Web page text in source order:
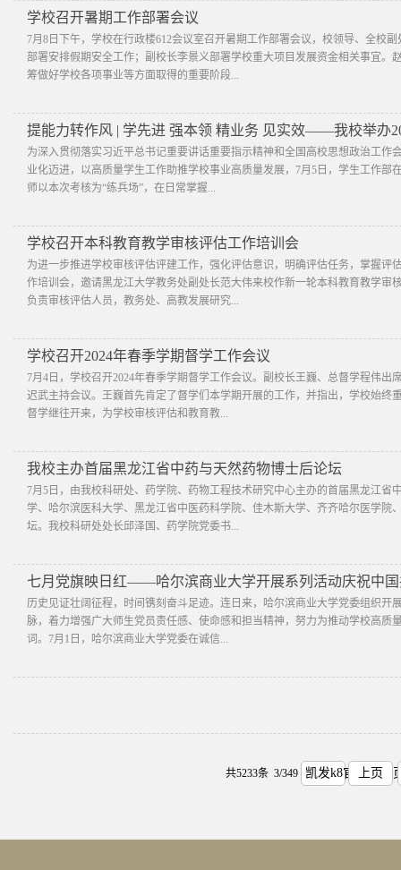
学校召开暑期工作部署会议
7月8日下午，学校在行政楼612会议室召开暑期工作部署会议，校领导、全校
部署安排假期安全工作；副校长李景义部署学校重大项目发展资金相关事宜
筹做好学校各项事业等方面取得的重要阶段...
提能力转作风 | 学先进 强本领 精业务 见实效——我校举办
为深入贯彻落实习近平总书记重要讲话重要指示精神和全国高校思想政治工
业化迈进，以高质量学生工作助推学校事业高质量发展，7月5日，学生工作部
师以本次考核为“练兵场”，在日常掌握...
学校召开本科教育教学审核评估工作培训会
为进一步推进学校审核评估评建工作，强化评估意识，明确评估任务，掌握
作培训会，邀请黑龙江大学教务处副处长范大伟来校作新一轮本科教育教学
负责审核评估人员，教务处、高教发展研究...
学校召开2024年春季学期督学工作会议
7月4日，学校召开2024年春季学期督学工作会议。副校长王巍、总督学程伟
迟武主持会议。王巍首先肯定了督学们本学期开展的工作，并指出，学校始
督学继往开来，为学校审核评估和教育教...
我校主办首届黑龙江省中药与天然药物博士后论坛
​7月5日，由我校科研处、药学院、药物工程技术研究中心主办的首届黑龙江
学、哈尔滨医科大学、黑龙江省中医药科学院、佳木斯大学、齐齐哈尔医学
坛。我校科研处处长邱泽国、药学院党委书...
七月党旗映日红——哈尔滨商业大学开展系列活动庆祝中国
历史见证壮阔征程，时间镌刻奋斗​足迹。连日来，哈尔滨商业大学党委组织
脉，着力增强广大师生党员责任感、使命感和担当精神，努力为推动学校高
词。7月1日，哈尔滨商业大学党委在诚信...
共5233条 3/349 凯发k8官方网首
上页